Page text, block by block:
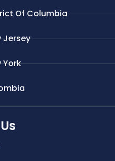
Of Columbia
Jersey
York